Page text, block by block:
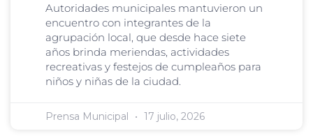
Autoridades municipales mantuvieron un
encuentro con integrantes de la
agrupación local, que desde hace siete
años brinda meriendas, actividades
recreativas y festejos de cumpleaños para
niños y niñas de la ciudad.
Prensa Municipal 17 julio, 2026